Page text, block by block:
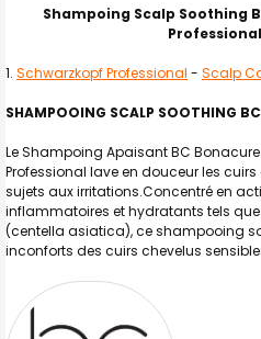
ENSEMBLE
TOUT
J'AJOUTE
LA
SÉLECTION
AU PANIER
Shampoing Scalp Soothing
Schwarzkopf Professional - Scalp
SHAMPOOING SCALP SOOTHING
Le Shampoing Apaisant BC
Professional lave en douceur les
sujets aux irritations.Concentré en
inflammatoires et hydratants tels
(centella asiatica), ce shampooing
inconforts des cuirs chevelus